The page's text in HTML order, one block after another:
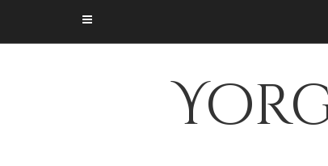
content